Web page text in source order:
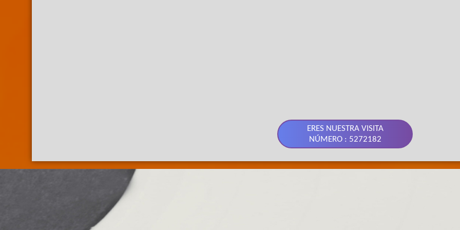
ERES NUESTRA VISITA
NÚMERO : 5272182